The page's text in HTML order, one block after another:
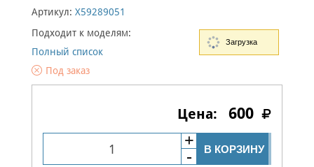
Артикул: X59289051
Подходит к моделям:
Полный список
Под заказ
600
В КОРЗИНУ
Загрузка